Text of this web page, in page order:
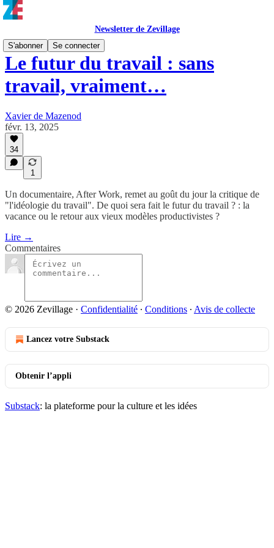
Newsletter de Zevillage
S'abonner
Se connecter
Le futur du travail : sans
travail, vraiment…
Xavier de Mazenod
févr. 13, 2025
34
1
Un documentaire, After Work, remet au goût du jour la critique de
"l'idéologie du travail". De quoi sera fait le futur du travail ? : la
vacance ou le retour aux vieux modèles productivistes ?
Lire →
Commentaires
© 2026 Zevillage · Confidentialité ∙ Conditions ∙ Avis de collecte
Lancez votre Substack
Obtenir l’appli
Substack: la plateforme pour la culture et les idées